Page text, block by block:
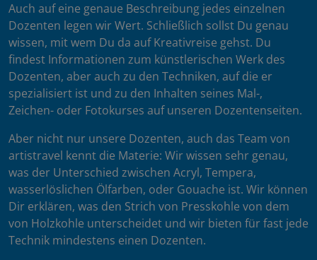
Auch auf eine genaue Beschreibung jedes einzelnen
Dozenten legen wir Wert. Schließlich sollst Du genau
wissen, mit wem Du da auf Kreativreise gehst. Du
findest Informationen zum künstlerischen Werk des
Dozenten, aber auch zu den Techniken, auf die er
spezialisiert ist und zu den Inhalten seines Mal-,
Zeichen- oder Fotokurses auf unseren Dozentenseiten.
Aber nicht nur unsere Dozenten, auch das Team von
artistravel kennt die Materie: Wir wissen sehr genau,
was der Unterschied zwischen Acryl, Tempera,
wasserlöslichen Ölfarben, oder Gouache ist. Wir können
Dir erklären, was den Strich von Presskohle von dem
von Holzkohle unterscheidet und wir bieten für fast jede
Technik mindestens einen Dozenten.